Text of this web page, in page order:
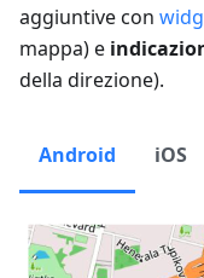
aggiuntive con
mappa) e
della direzione).
Android iOS